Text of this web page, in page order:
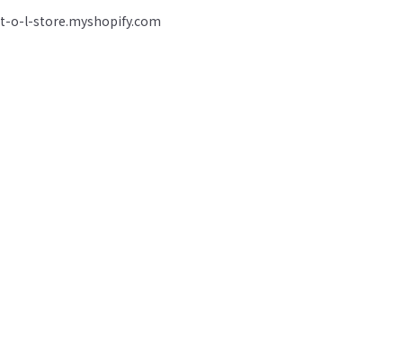
t-o-l-store.myshopify.com